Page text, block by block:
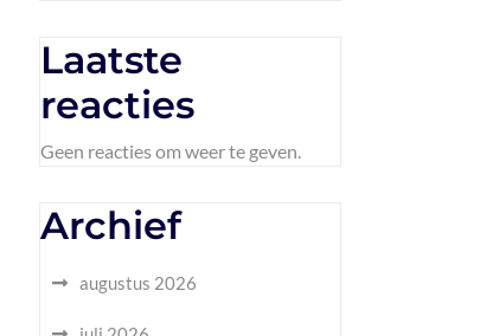
Laatste
reacties
Geen reacties om weer te geven.
Archief
augustus 2026